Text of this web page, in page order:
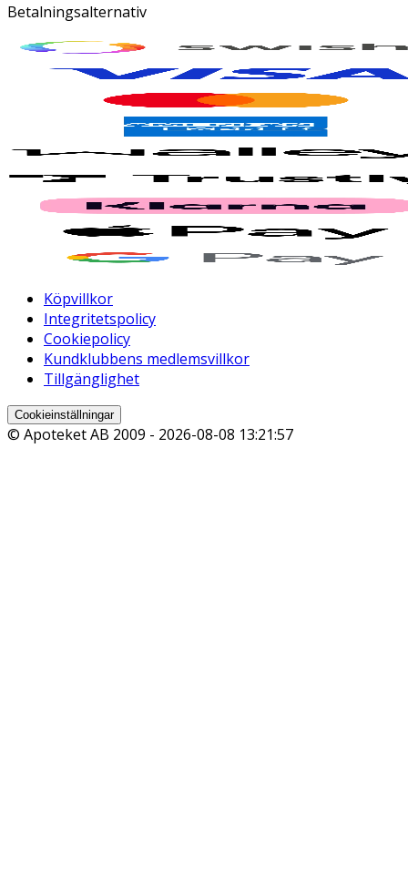
Betalningsalternativ
Köpvillkor
Integritetspolicy
Cookiepolicy
Kundklubbens medlemsvillkor
Tillgänglighet
Cookieinställningar
© Apoteket AB 2009 - 2026-08-08 13:21:57